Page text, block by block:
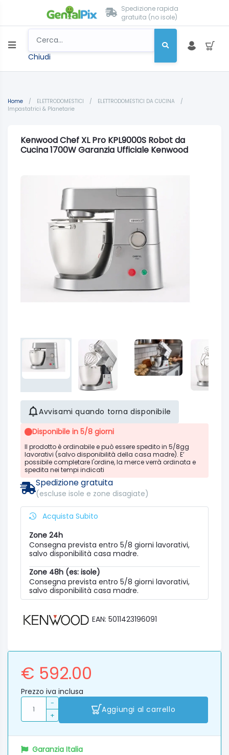
Spedizione rapida
gratuita (no isole)
Chiudi
Home / ELETTRODOMESTICI / ELETTRODOMESTICI DA CUCINA
/
Impastatrici & Planetarie
Kenwood Chef XL Pro KPL9000S Robot da
Cucina 1700W Garanzia Ufficiale Kenwood
Avvisami quando torna disponibile
Disponibile in 5/8 giorni
Il prodotto è ordinabile e può essere spedito in 5/8gg
lavorativi (salvo disponibilità della casa madre). E’
possibile completare l'ordine, la merce verrà ordinata e
spedita nei tempi indicati
Spedizione gratuita
(escluse isole e zone disagiate)
Acquista Subito
Zone 24h
Consegna prevista entro 5/8 giorni lavorativi,
salvo disponibilità casa madre.
Zone 48h (es: isole)
Consegna prevista entro 5/8 giorni lavorativi,
salvo disponibilità casa madre.
EAN: 5011423196091
€ 592.00
Prezzo iva inclusa
-
+
Aggiungi al carrello
Garanzia Italia